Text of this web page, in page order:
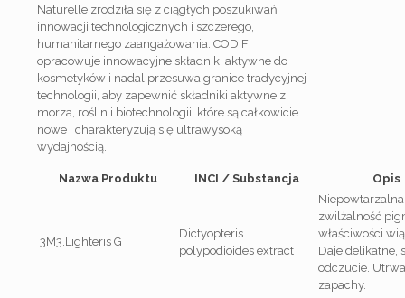
Naturelle zrodziła się z ciągłych poszukiwań
innowacji technologicznych i szczerego,
humanitarnego zaangażowania. CODIF
opracowuje innowacyjne składniki aktywne do
kosmetyków i nadal przesuwa granice tradycyjnej
technologii, aby zapewnić składniki aktywne z
morza, roślin i biotechnologii, które są całkowicie
nowe i charakteryzują się ultrawysoką
wydajnością.
Nazwa Produktu INCI / Substancja Opis
3M3.Lighteris G
Dictyopteris
polypodioides extract
Niepowtarzalna
zwilżalność
właściwości
Daje delikatne,
odczucie.
zapachy.